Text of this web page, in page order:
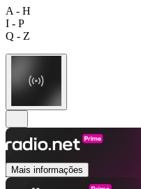
A - H
I - P
Q - Z
Mais informações